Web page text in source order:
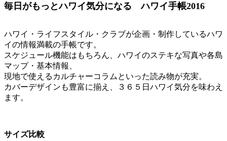
毎日がもっとハワイ気分になる ハワイ手帳2016
ハワイ・ライフスタイル・クラブが企画・制作しているハワ
イの情報満載の手帳です。
スケジュール機能はもちろん、ハワイのステキな写真や各島
マップ・基本情報、
現地で使えるカルチャーコラムといった読み物が充実。
カバーデザインも豊富に揃え、３６５日ハワイ気分を味わえ
ます。
サイズ比較